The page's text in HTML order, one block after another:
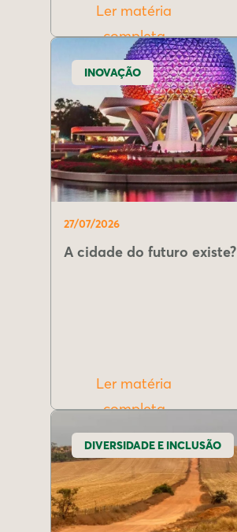
Ler matéria
completa
INOVAÇÃO
27/07/2026
A cidade do futuro existe?
Ler matéria
completa
DIVERSIDADE E INCLUSÃO